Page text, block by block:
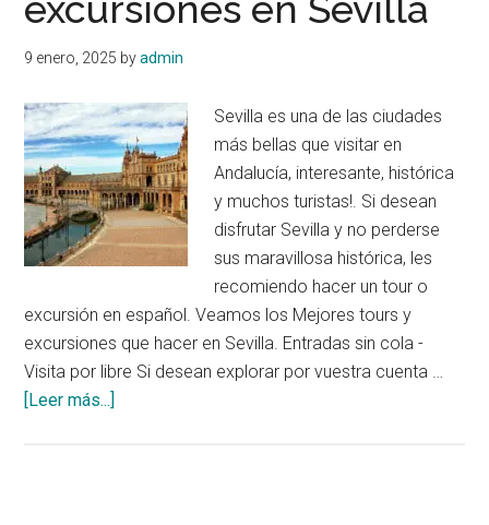
–
y
donde
dormir
9 enero, 2025 byadmin
Sevilla es una de las ciudades
más bellas que visitar en
Andalucía, interesante, histórica
y muchos turistas!. Si desean
disfrutar Sevilla y no perderse
sus maravillosa histórica, les
recomiendo hacer un tour o
excursión en español. Veamos los Mejores tours y
excursiones que hacer en Sevilla. Entradas sin cola -
Visita por libre Si desean explorar por vuestra cuenta …
[Leer más...]